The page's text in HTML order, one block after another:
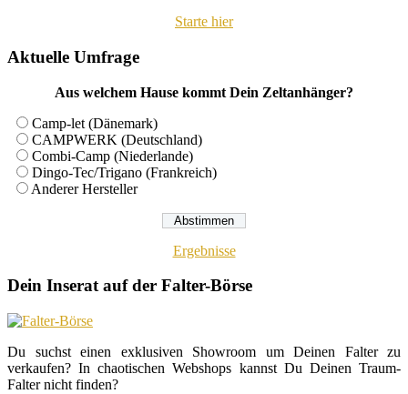
Starte hier
Aktuelle Umfrage
Aus welchem Hause kommt Dein Zeltanhänger?
Camp-let (Dänemark)
CAMPWERK (Deutschland)
Combi-Camp (Niederlande)
Dingo-Tec/Trigano (Frankreich)
Anderer Hersteller
Ergebnisse
Dein Inserat auf der Falter-Börse
Du suchst einen exklusiven Showroom um Deinen Falter zu
verkaufen? In chaotischen Webshops kannst Du Deinen Traum-
Falter nicht finden?